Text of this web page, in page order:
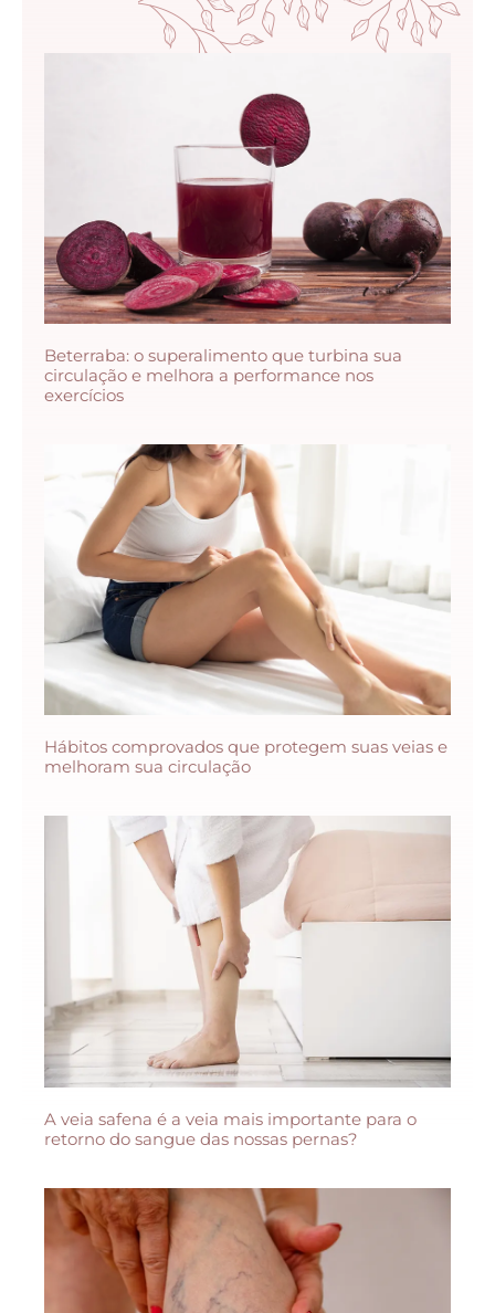
Beterraba: o superalimento que turbina sua
circulação e melhora a performance nos
exercícios
Hábitos comprovados que protegem suas veias e
melhoram sua circulação
A veia safena é a veia mais importante para o
retorno do sangue das nossas pernas?